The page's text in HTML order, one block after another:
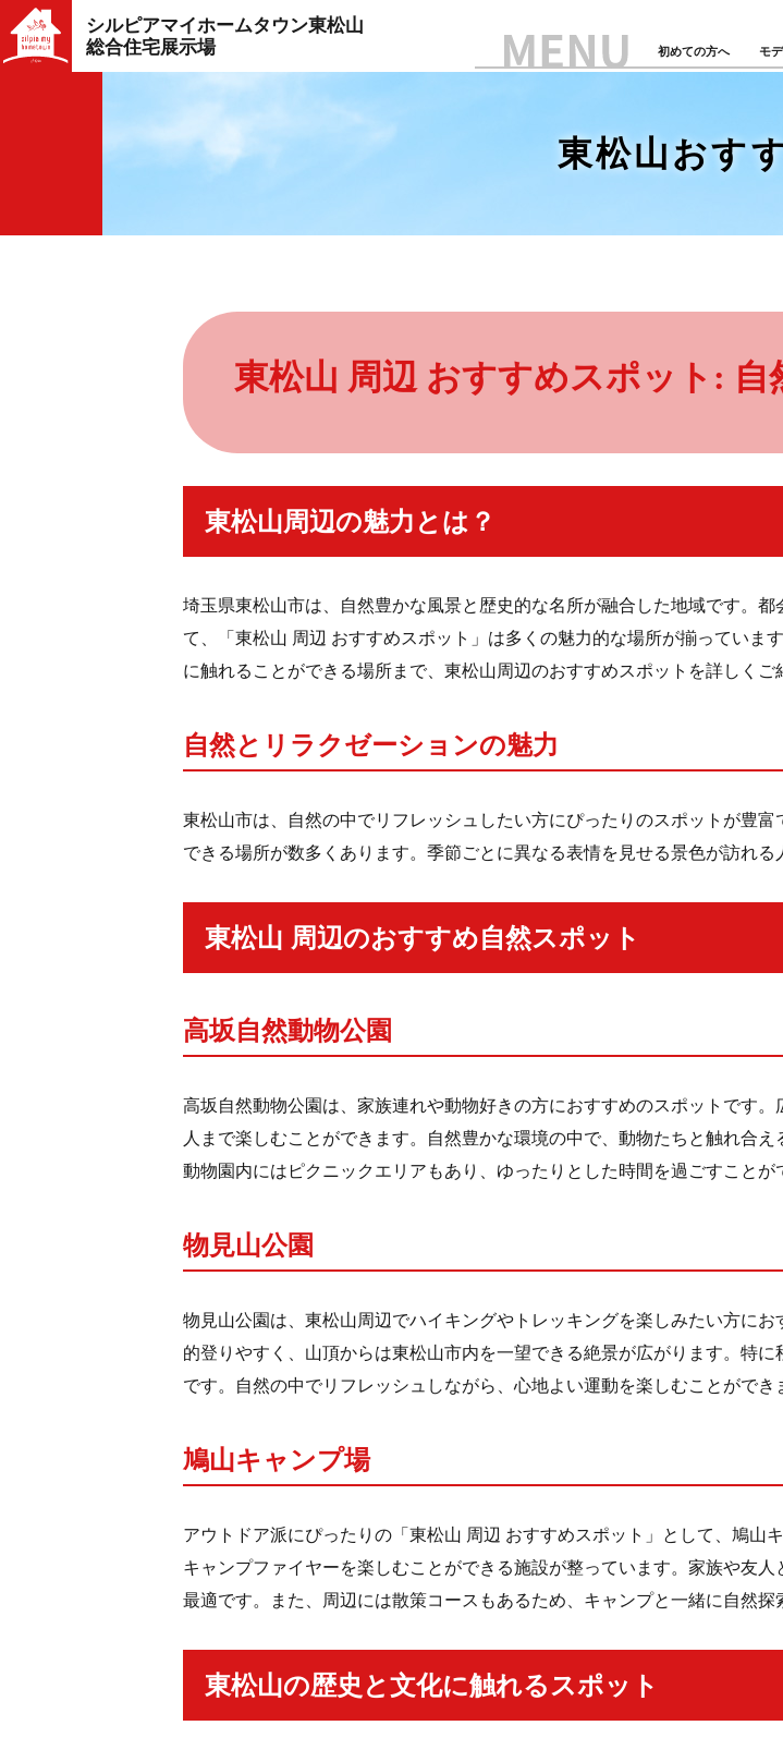
シルピアマイホームタウン東松山
総合住宅展示場
初めての方へ モ
東松山おす
東松山 周辺 おすすめスポット:
東松山周辺の魅力とは？
埼玉県東松山市は、自然豊かな風景と歴史的な名所が融合した地域です。
て、「東松山 周辺 おすすめスポット」は多くの魅力的な場所が揃っていま
に触れることができる場所まで、東松山周辺のおすすめスポットを詳しくご
自然とリラクゼーションの魅力
東松山市は、自然の中でリフレッシュしたい方にぴったりのスポットが豊
できる場所が数多くあります。季節ごとに異なる表情を見せる景色が訪れ
東松山 周辺のおすすめ自然スポット
高坂自然動物公園
高坂自然動物公園は、家族連れや動物好きの方におすすめのスポットです
人まで楽しむことができます。自然豊かな環境の中で、動物たちと触れ合
動物園内にはピクニックエリアもあり、ゆったりとした時間を過ごすことが
物見山公園
物見山公園は、東松山周辺でハイキングやトレッキングを楽しみたい方に
的登りやすく、山頂からは東松山市内を一望できる絶景が広がります。特
です。自然の中でリフレッシュしながら、心地よい運動を楽しむことができ
鳩山キャンプ場
アウトドア派にぴったりの「東松山 周辺 おすすめスポット」として、鳩山
キャンプファイヤーを楽しむことができる施設が整っています。家族や友
最適です。また、周辺には散策コースもあるため、キャンプと一緒に自然探
東松山の歴史と文化に触れるスポット